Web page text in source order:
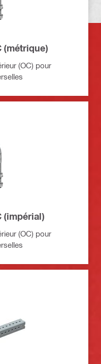
(métrique)
(OC) pour
(impérial)
(OC) pour